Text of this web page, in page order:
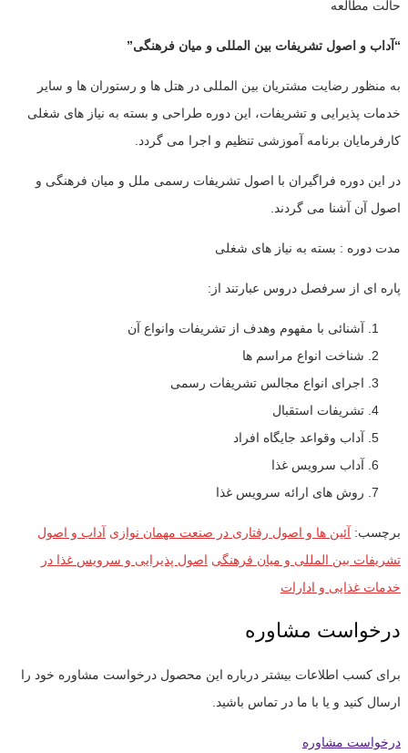
حالت مطالعه
“آداب و اصول تشریفات بین المللی و میان فرهنگی”
به منظور رضایت مشتریان بین المللی در هتل ها و رستوران ها و سایر
خدمات پذیرایی و تشریفات، این دوره طراحی و بسته به نیاز های شغلی
کارفرمایان برنامه آموزشی تنظیم و اجرا می گردد.
در این دوره فراگیران با اصول تشریفات رسمی ملل و میان فرهنگی و
اصول آن آشنا می گردند.
مدت دوره : بسته به نیاز های شغلی
پاره ای از سرفصل دروس عبارتند از:
آشنائی با مفهوم وهدف از تشریفات وانواع آن
شناخت انواع مراسم ها
اجرای انواع مجالس تشریفات رسمی
تشریفات استقبال
آداب وقواعد جایگاه افراد
آداب سرویس غذا
روش های ارائه سرویس غذا
برچسب: آئین ها و اصول رفتاری در صنعت مهمان نوازی آداب و اصول
تشریفات بین المللی و میان فرهنگی اصول پذیرایی و سرویس غذا در
خدمات غذایی و ادارات
درخواست مشاوره
برای کسب اطلاعات بیشتر درباره این محصول درخواست مشاوره خود را
ارسال کنید و یا با ما در تماس باشید.
درخواست مشاوره